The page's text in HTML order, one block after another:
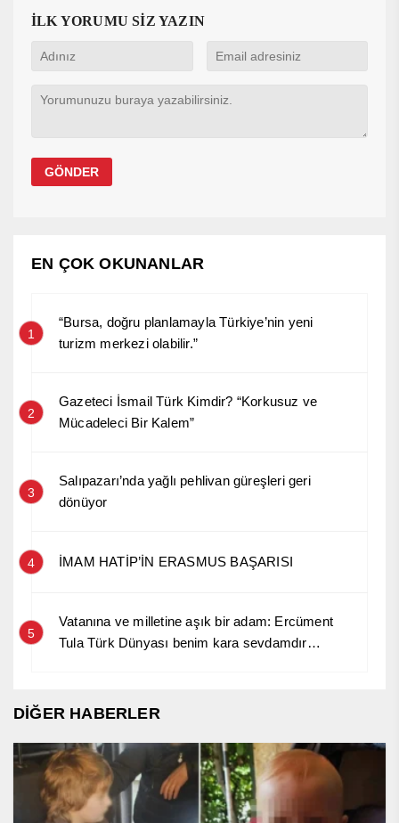
İLK YORUMU SİZ YAZIN
EN ÇOK OKUNANLAR
1
“Bursa, doğru planlamayla Türkiye’nin yeni
turizm merkezi olabilir.”
2
Gazeteci İsmail Türk Kimdir? “Korkusuz ve
Mücadeleci Bir Kalem”
3
Salıpazarı’nda yağlı pehlivan güreşleri geri
dönüyor
4 İMAM HATİP’İN ERASMUS BAŞARISI
5
Vatanına ve milletine aşık bir adam: Ercüment
Tula Türk Dünyası benim kara sevdamdır…
DİĞER HABERLER